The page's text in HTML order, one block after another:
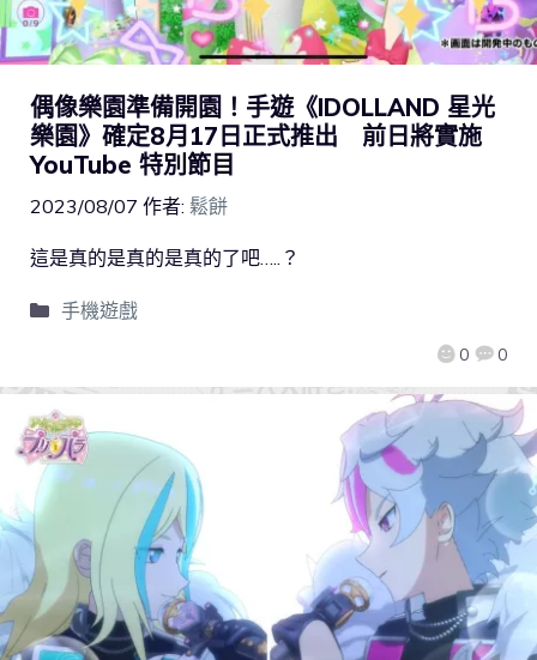
偶像樂園準備開園！手遊《IDOLLAND 星光
樂園》確定8月17日正式推出 前日將實施
YouTube 特別節目
2023/08/07 作者: 鬆餅
0 0
這是真的是真的是真的了吧…..？
手機遊戲